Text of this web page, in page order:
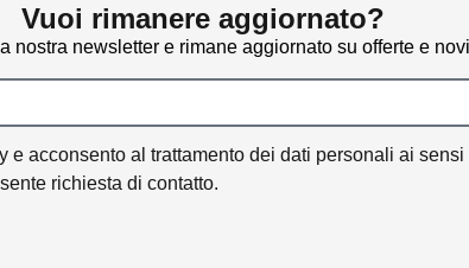
Vuoi rimanere aggiornato?
nostra newsletter e rimane aggiornato su offerte e
e acconsento al trattamento dei dati personali ai
richiesta di contatto.